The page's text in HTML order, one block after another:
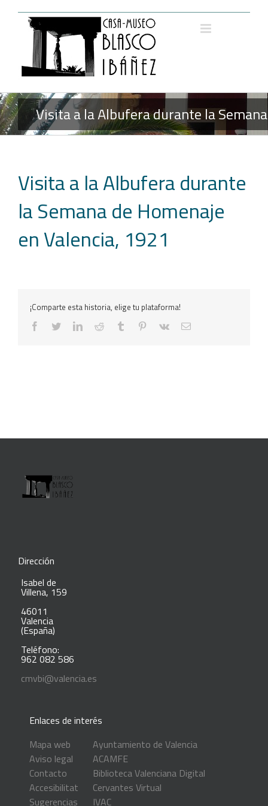
contenido
Visita a la Albufera durante la
Visita a la Albufera durante
la Semana de Homenaje
en Valencia, 1921
¡Comparte esta historia, elige tu plataforma!
facebooktwitterlinkedinreddit tumblr pinterest
vk
Correo
Dirección
Isabel de
Villena, 159
46011
Valencia
(España)
Teléfono:
962 082 586
cmvbi@valencia.es
Enlaces de interés
Mapa web
Aviso legal
Contacto
Accesibilitat
Sugerencias
Ayuntamiento de Valencia
ACAMFE
Biblioteca Valenciana Digital
Cervantes Virtual
IVAC